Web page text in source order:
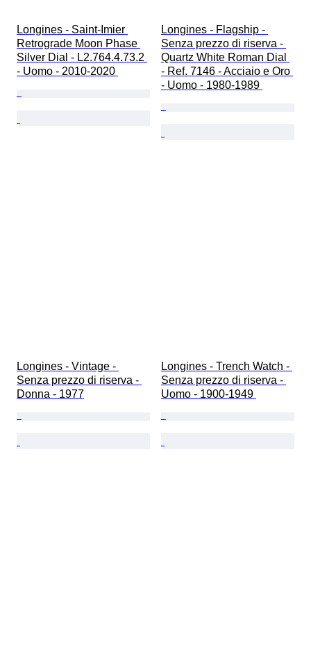
Longines - Saint-Imier
Retrograde Moon Phase
Silver Dial - L2.764.4.73.2
- Uomo - 2010-2020
Longines - Flagship -
Senza prezzo di riserva -
Quartz White Roman Dial
- Ref. 7146 - Acciaio e Oro
- Uomo - 1980-1989
Longines - Vintage -
Senza prezzo di riserva -
Donna - 1977
Longines - Trench Watch -
Senza prezzo di riserva -
Uomo - 1900-1949